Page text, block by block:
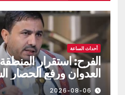
أحداث الساعة
الفرح: استقرار
العدوان ورفع الحصار
اليمن
2026-08-06